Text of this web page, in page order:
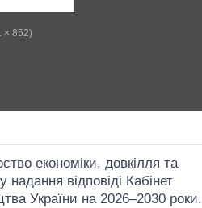
× 852)
економіки, довкілля та
відповіді Кабінет
України на 2026–2030 роки.